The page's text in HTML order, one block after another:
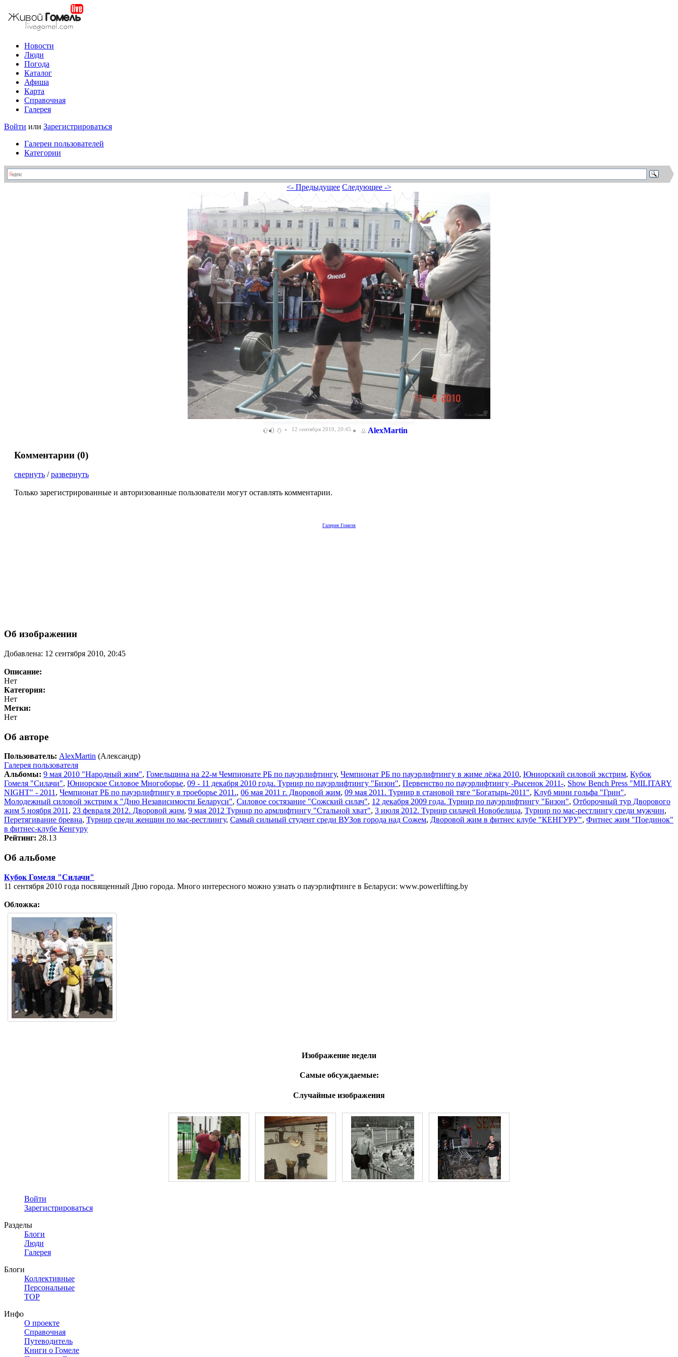
Новости
Люди
Погода
Каталог
Афиша
Карта
Справочная
Галерея
Войти или Зарегистрироваться
Галереи пользователей
Категории
<- Предыдущее Следующее ->
0 12 сентября 2010, 20:45 AlexMartin
Комментарии (0)
свернуть /развернуть
Только зарегистрированные и авторизованные пользователи могут оставлять комментарии.
Галерея Гомеля
Об изображении
Добавлена: 12 сентября 2010, 20:45
Описание:
Нет
Категория:
Нет
Метки:
Нет
Об авторе
Пользователь: AlexMartin (Александр)
Галерея пользователя
Альбомы: 9 мая 2010 "Народный жим", Гомельщина на 22-м Чемпионате РБ по пауэрлифтингу, Чемпионат РБ по пауэрлифтингу в жиме лёжа 2010, Юниорский силовой экстрим, Кубок
Гомеля "Силачи", Юниорское Силовое Многоборье, 09 - 11 декабря 2010 года. Турнир по пауэрлифтингу "Бизон", Первенство по пауэрлифтингу -Рысенок 2011-, Show Bench Press "MILITARY
NIGHT" - 2011 , Чемпионат РБ по пауэрлифтингу в троеборье 2011., 06 мая 2011 г. Дворовой жим, 09 мая 2011. Турнир в становой тяге "Богатырь-2011", Клуб мини гольфа "Грин",
Молодежный силовой экстрим к "Дню Независимости Беларуси", Силовое состязание "Сожский силач", 12 декабря 2009 года. Турнир по пауэрлифтингу "Бизон", Отборочный тур Дворового
жим 5 ноября 2011 , 23 февраля 2012. Дворовой жим, 9 мая 2012 Турнир по армлифтингу "Стальной хват", 3 июля 2012. Турнир силачей Новобелица, Турнир по мас-рестлингу среди мужчин,
Перетягивание бревна, Турнир среди женщин по мас-рестлингу, Самый сильный студент среди ВУЗов города над Сожем, Дворовой жим в фитнес клубе "КЕНГУРУ", Фитнес жим "Поединок"
в фитнес-клубе Кенгуру
Рейтинг: 28.13
Об альбоме
Кубок Гомеля "Силачи"
11 сентября 2010 года посвященный Дню города. Много интересного можно узнать о пауэрлифтинге в Беларуси: www.powerlifting.by
Обложка:
Изображение недели
Самые обсуждаемые:
Случайные изображения
Войти
Зарегистрироваться
Разделы
Блоги
Люди
Галерея
Блоги
Коллективные
Персональные
TOP
Инфо
О проекте
Справочная
Путеводитель
Книги о Гомеле